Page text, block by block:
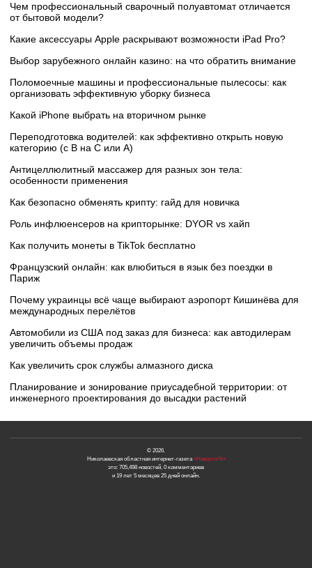
Чем профессиональный сварочный полуавтомат отличается
от бытовой модели?
Какие аксессуары Apple раскрывают возможности iPad Pro?
Выбор зарубежного онлайн казино: на что обратить внимание
Поломоечные машины и профессиональные пылесосы: как
организовать эффективную уборку бизнеса
Какой iPhone выбрать на вторичном рынке
Переподготовка водителей: как эффективно открыть новую
категорию (с B на C или А)
Антицеллюлитный массажер для разных зон тела:
особенности применения
Как безопасно обменять крипту: гайд для новичка
Роль инфлюенсеров на крипторынке: DYOR vs хайп
Как получить монеты в TikTok бесплатно
Французский онлайн: как влюбиться в язык без поездки в
Париж
Почему украинцы всё чаще выбирают аэропорт Кишинёва для
международных перелётов
Автомобили из США под заказ для бизнеса: как автодилерам
увеличить объемы продаж
Как увеличить срок службы алмазного диска
Планирование и зонирование приусадебной территории: от
инженерного проектирования до высадки растений
© 2026.
Николаевская областная интернет-газета«Новости N»
это: 705,498 новостей, 0 комментариев
и 19 лет 5 месяцев 25 дней онлайн.